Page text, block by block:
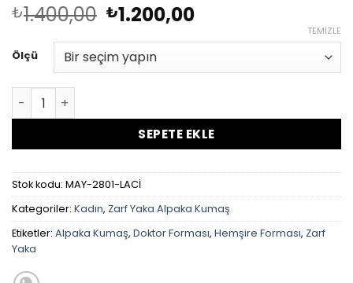
₺1.400,00 Orijinal
₺1.400,00.
₺1.200,00Şu
fiyat:
₺1.200,00.
Ölçü
TEMIZLE
Doktor Hemşire Forması Takım Lacivert Alpaka Kumaş
SEPETE EKLE
Stok kodu: MAY-2801-LACİ
Kategoriler: Kadın, Zarf Yaka Alpaka Kumaş
Etiketler: Alpaka Kumaş, Doktor Forması, Hemşire Forması, Zarf
Yaka